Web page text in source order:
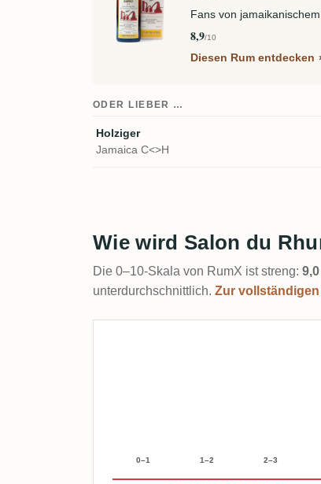
Fans von
8,9/10
Diesen Rum entdecken
ODER LIEBER …
Holziger
Jamaica C<>H
Wie wird Salon du
Die 0–10-Skala von RumX ist streng:
unterdurchschnittlich. Zur
0–1 1–2 2–3